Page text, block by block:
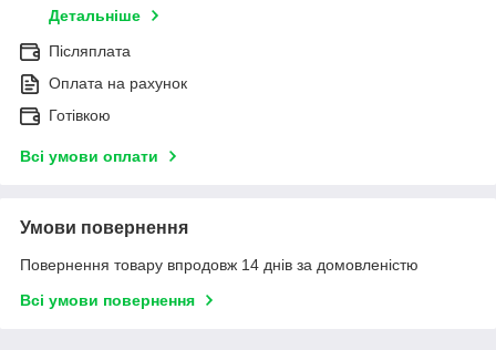
Детальніше
Післяплата
Оплата на рахунок
Готівкою
Всі умови оплати
Умови повернення
Повернення товару впродовж 14 днів за домовленістю
Всі умови повернення